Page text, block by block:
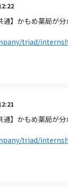
通】かもめ薬局が
triad/
通】かもめ薬局が
triad/